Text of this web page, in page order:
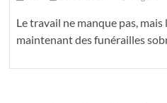
Le travail ne manque pas,
maintenant des funérailles